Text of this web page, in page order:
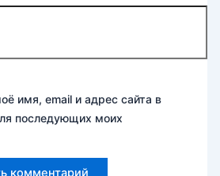
имя, email и адрес сайта в
последующих моих